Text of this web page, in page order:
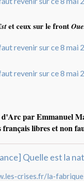
et ceux sur le front
par Emmanuel
libres et non
crises.fr/la-